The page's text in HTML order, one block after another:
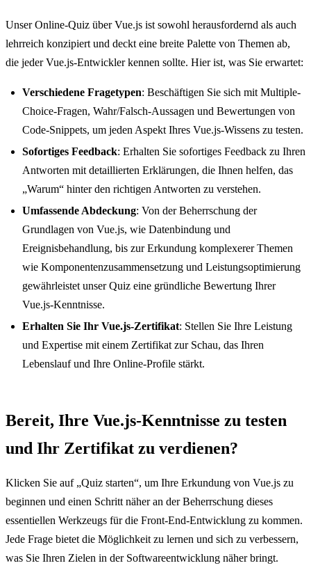
Unser Online-Quiz über Vue.js ist sowohl herausfordernd als auch
lehrreich konzipiert und deckt eine breite Palette von Themen ab,
die jeder Vue.js-Entwickler kennen sollte. Hier ist, was Sie erwartet:
Verschiedene Fragetypen: Beschäftigen Sie sich mit Multiple-
Choice-Fragen, Wahr/Falsch-Aussagen und Bewertungen von
Code-Snippets, um jeden Aspekt Ihres Vue.js-Wissens zu testen.
Sofortiges Feedback: Erhalten Sie sofortiges Feedback zu Ihren
Antworten mit detaillierten Erklärungen, die Ihnen helfen, das
„Warum“ hinter den richtigen Antworten zu verstehen.
Umfassende Abdeckung: Von der Beherrschung der
Grundlagen von Vue.js, wie Datenbindung und
Ereignisbehandlung, bis zur Erkundung komplexerer Themen
wie Komponentenzusammensetzung und Leistungsoptimierung
gewährleistet unser Quiz eine gründliche Bewertung Ihrer
Vue.js-Kenntnisse.
Erhalten Sie Ihr Vue.js-Zertifikat: Stellen Sie Ihre Leistung
und Expertise mit einem Zertifikat zur Schau, das Ihren
Lebenslauf und Ihre Online-Profile stärkt.
Bereit, Ihre Vue.js-Kenntnisse zu testen
und Ihr Zertifikat zu verdienen?
Klicken Sie auf „Quiz starten“, um Ihre Erkundung von Vue.js zu
beginnen und einen Schritt näher an der Beherrschung dieses
essentiellen Werkzeugs für die Front-End-Entwicklung zu kommen.
Jede Frage bietet die Möglichkeit zu lernen und sich zu verbessern,
was Sie Ihren Zielen in der Softwareentwicklung näher bringt.